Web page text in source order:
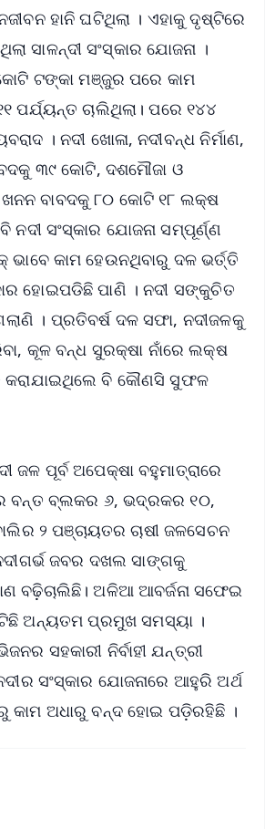
ହାନି ଘଟିଥିଲା । ଏହାକୁ ଦୃଷ୍ଟିରେ
ସାଳନ୍ଦୀ ସଂସ୍କାର ଯୋଜନା ।
ଟଙ୍କା ମଞ୍ଜୁର ପରେ କାମ
ଚାଲିଥିଲା। ପରେ ୧୪୪
। ନଦୀ ଖୋଳା, ନଦୀବନ୍ଧ ନିର୍ମାଣ,
୩୯ କୋଟି, ଦଶମୌଜା ଓ
ବାବଦକୁ ୮୦ କୋଟି ୧୮ ଲକ୍ଷ
ନଦୀ ସଂସ୍କାର ଯୋଜନା ସମ୍ପୂର୍ଣ୍ଣ
ଭାବେ କାମ ହେଉନଥିବାରୁ ଦଳ ଭର୍ତ୍ତି
ହୋଇପଡିଛି ପାଣି । ନଦୀ ସଙ୍କୁଚିତ
। ପ୍ରତିବର୍ଷ ଦଳ ସଫା, ନଦୀଜଳକୁ
କୂଳ ବନ୍ଧ ସୁରକ୍ଷା ନାଁରେ ଲକ୍ଷ
କରାଯାଇଥିଲେ ବି କୌଣସି ସୁଫଳ
ଜଳ ପୂର୍ବ ଅପେକ୍ଷା ବହୁମାତ୍ରାରେ
ବନ୍ତ ବ୍ଲକ‌ର ୬, ଭଦ୍ରକର ୧୦,
୨ ପଞ୍ଚାୟତର ଚାଷୀ ଜଳସେଚନ
ଜବର ଦଖଲ ସାଙ୍ଗକୁ
ବଢ଼ିଚାଲିଛି। ଅଳିଆ ଆବର୍ଜନା ସଫେଇ
ଅନ୍ୟତମ ପ୍ରମୁଖ ସମସ୍ୟା ।
ସହକାରୀ ନିର୍ବାହୀ ଯନ୍ତ୍ରୀ
ସଂସ୍କାର ଯୋଜନାରେ ଆହୁରି ଅର୍ଥ
ଅଧାରୁ ବନ୍ଦ ହୋଇ ପଡ଼ିରହିଛି ।